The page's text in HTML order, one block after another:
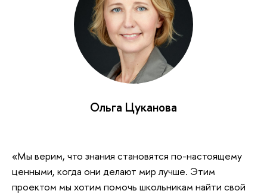
Ольга Цуканова
«Мы верим, что знания становятся по-настоящему
ценными, когда они делают мир лучше. Этим
проектом мы хотим помочь школьникам найти свой